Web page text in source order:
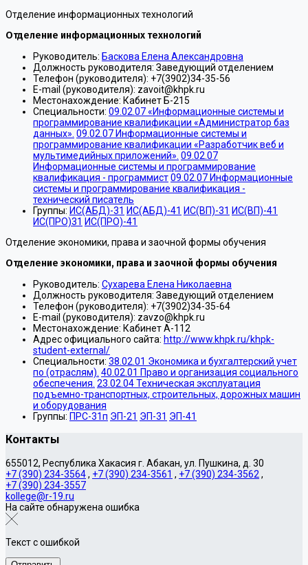
Отделение информационных технологий
Отделение информационных технологий
Руководитель: Баскова Елена Александровна
Должность руководителя: Заведующий отделением
Телефон (руководителя): +7(3902)34-35-56
E-mail (руководителя): zavoit@khpk.ru
Местонахождение: Кабинет Б-215
Специальности: 09.02.07 «Информационные системы и
программирование квалификации «Администратор баз
данных». 09.02.07 Информационные системы и
программирование квалификации «Разработчик веб и
мультимедийных приложений». 09.02.07
Информационные системы и программирование
квалификация - программист09.02.07 Информационные
системы и программирование квалификация -
технический писатель
Группы: ИС(АБД)-31 ИС(АБД)-41 ИС(ВП)-31 ИС(ВП)-41
ИС(ПРО)31 ИС(ПРО)-41
Отделение экономики, права и заочной формы обучения
Отделение экономики, права и заочной формы обучения
Руководитель: Сухарева Елена Николаевна
Должность руководителя: Заведующий отделением
Телефон (руководителя): +7(3902)34-35-64
E-mail (руководителя): zavzo@khpk.ru
Местонахождение: Кабинет А-112
Адрес официального сайта: http://www.khpk.ru/khpk-
student-external/
Специальности: 38.02.01 Экономика и бухгалтерский учет
по (отраслям). 40.02.01 Право и организация социального
обеспечения. 23.02.04 Техническая эксплуатация
подъемно-транспортных, строительных, дорожных машин
и оборудования
Группы: ПРС-31п ЭП-21 ЭП-31 ЭП-41
Контакты
655012, Республика Хакасия г. Абакан, ул. Пушкина, д. 30
+7 (390) 234-3564, +7 (390) 234-3561 , +7 (390) 234-3562 ,
+7 (390) 234-3557
kollege@r-19.ru
На сайте обнаружена ошибка
Текст с ошибкой